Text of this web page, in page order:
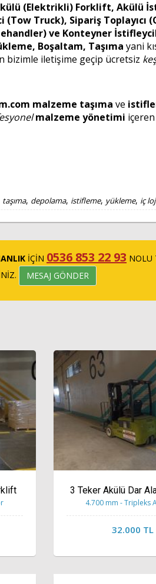
Forklift, Akülü İstif
(Tow Truck), Sipariş
ve Konteyner
Boşaltam, Taşıma yani
bizimle iletişime geçip ücretsiz
malzeme taşıma ve
malzeme yönetimi
taşıma, depolama, istifleme, yükleme, iç
İÇİN 0536 853 22 93 NOLU
MESAJ GÖNDER
3 Teker Akülü Dar
4.700 mm - Tripleks
32.000 TL